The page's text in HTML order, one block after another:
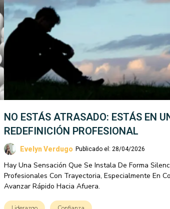
NO ESTÁS ATRASADO: ESTÁS EN
REDEFINICIÓN PROFESIONAL
Evelyn Verdugo Publicado el: 28/04/2026
Hay Una Sensación Que Se Instala De Forma
Profesionales Con Trayectoria, Especialmente En
Avanzar Rápido Hacia Afuera.